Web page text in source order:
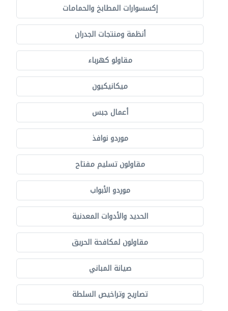
إكسسوارات المطابخ والحمامات
أنظمة ومنتجات الجدران
مقاولو كهرباء
ميكانيكيون
أعمال جبس
موردو نوافذ
مقاولون تسليم مفتاح
موردو الأبواب
الحديد والأدوات المعدنية
مقاولون لمكافحة الحريق
صيانة المباني
تصاريح وتراخيص السلطة